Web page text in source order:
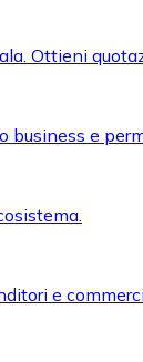
Ottieni
business e
e